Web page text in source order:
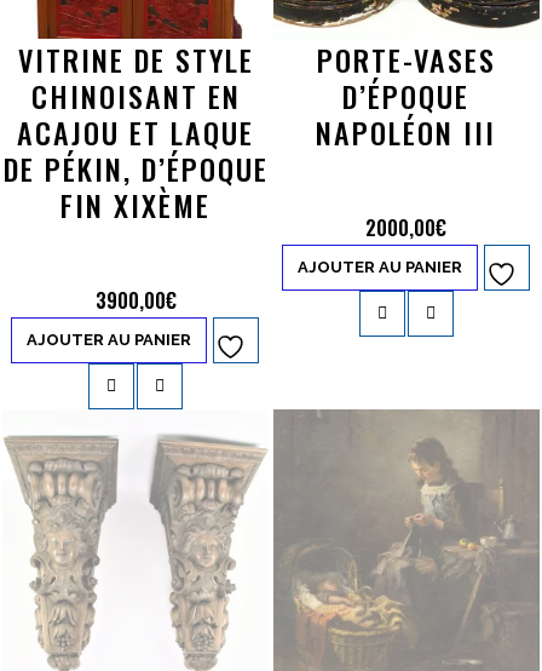
VITRINE DE STYLE
CHINOISANT EN
ACAJOU ET LAQUE
DE PÉKIN, D’ÉPOQUE
FIN XIXÈME
3900,00€
AJOUTER AU PANIER
PORTE-VASES
D’ÉPOQUE
NAPOLÉON III
2000,00€
AJOUTER AU PANIER